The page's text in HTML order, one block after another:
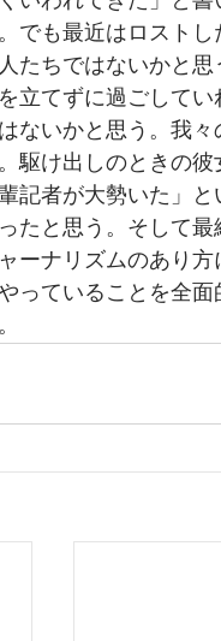
でも最近はロスト
たちではないかと
立てずに過ごして
ないかと思う。我
駆け出しのときの
記者が大勢いた」
たと思う。そして
ーナリズムのあり
っていることを全